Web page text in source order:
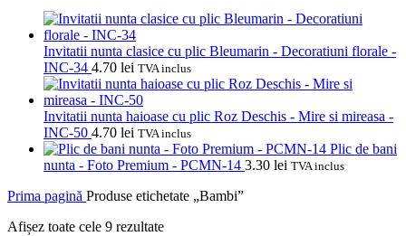
Invitatii nunta clasice cu plic Bleumarin - Decoratiuni florale -
INC-34 4.70 lei TVA inclus
Invitatii nunta haioase cu plic Roz Deschis - Mire si mireasa -
INC-50 4.70 lei TVA inclus
Plic de bani
nunta - Foto Premium - PCMN-14 3.30 lei TVA inclus
Prima pagină Produse etichetate „Bambi”
Afișez toate cele 9 rezultateSortat